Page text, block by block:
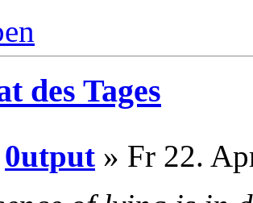
des Tages
0utput » Fr 22.